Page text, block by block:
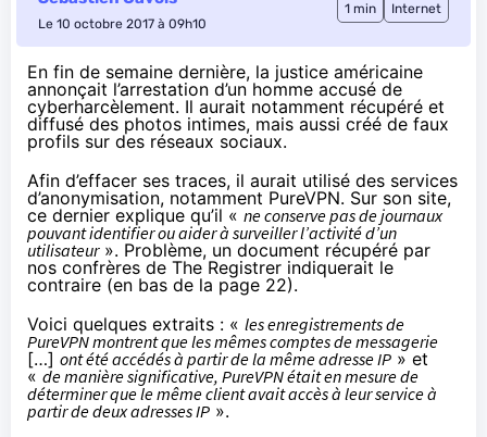
Le 10 octobre 2017 à 09h10
1 min Internet
En fin de semaine dernière, la justice américaine
annonçait l’arrestation d’un homme accusé de
cyberharcèlement. Il aurait notamment récupéré et
diffusé des photos intimes, mais aussi créé de faux
profils sur des réseaux sociaux.
Afin d’effacer ses traces, il aurait utilisé des services
d’anonymisation, notamment PureVPN. Sur son site,
ce dernier explique qu’il « ne conserve pas de journaux
pouvant identifier ou aider à surveiller l’activité d’un
utilisateur». Problème, un document récupéré par
nos confrères de The Registrer indiquerait le
contraire (en bas de la page 22).
Voici quelques extraits : « les enregistrements de
PureVPN montrent que les mêmes comptes de messagerie
[…] ont été accédés à partir de la même adresse IP » et
« de manière significative, PureVPN était en mesure de
déterminer que le même client avait accès à leur service à
partir de deux adresses IP ».